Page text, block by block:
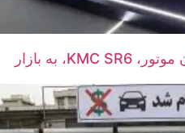
شاسی‌بلند جدید و جذاب کرمان موتور، KMC SR6، به بازار